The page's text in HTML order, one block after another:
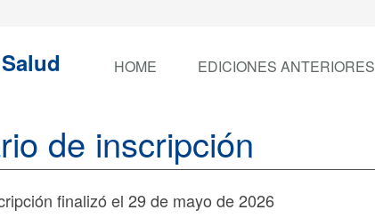
HOME EDICIONES ANTERIORES
de inscripción
finalizó el 29 de mayo de 2026